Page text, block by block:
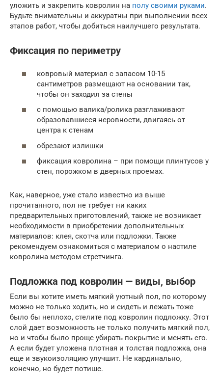
уложить и закрепить ковролин на полу своими руками.
Будьте внимательны и аккуратны при выполнении всех
этапов работ, чтобы добиться наилучшего результата.
Фиксация по периметру
ковровый материал с запасом 10-15
сантиметров размещают на основании так,
чтобы он заходил за стены
с помощью валика/ролика разглаживают
образовавшиеся неровности, двигаясь от
центра к стенам
обрезают излишки
фиксация ковролина – при помощи плинтусов у
стен, порожком в дверных проемах.
Как, наверное, уже стало известно из выше
прочитанного, пол не требует ни каких
предварительных приготовлений, также не возникает
необходимости в приобретении дополнительных
материалов: клея, скотча или подложки. Также
рекомендуем ознакомиться с материалом о настиле
ковролина методом стретчинга.
Подложка под ковролин — виды, выбор
Если вы хотите иметь мягкий уютный пол, по которому
можно не только ходить, но и сидеть и лежать тоже
было бы неплохо, стелите под ковролин подложку. Этот
слой дает возможность не только получить мягкий пол,
но и чтобы было проще убирать покрытие и менять его.
А если будет уложена плотная и толстая подложка, она
еще и звукоизоляцию улучшит. Не кардинально,
конечно, но будет потише.